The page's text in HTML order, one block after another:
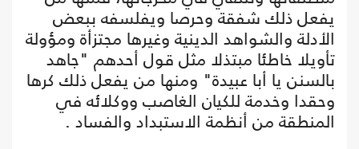
يفعل ذلك شفقة وحرصا ويفلسفه ببعض
الأدلة والشواهد الدينية وغيرها مجتزأة ومؤولة
تأويلا خاطئا مبتذلا مثل قول أحدهم "جاهد
بالسنن يا أبا عبيدة" ومنها من يفعل ذلك كرها
وحقدا وخدمة للكيان الغاصب ووكلائه في
المنطقة من أنظمة الاستبداد والفساد .